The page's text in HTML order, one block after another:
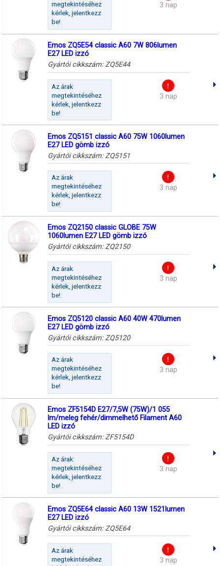
megtekintéséhez
kérlek, jelentkezz
be!
3 nap
Emos ZQ5E54 classic A60 7W 806lumen
E27 LED izzó
Gyártói cikkszám:ZQ5E44
Az árak
megtekintéséhez
kérlek, jelentkezz
be!
3 nap
Emos ZQ5151 classic A60 75W 1060lumen
E27 LED gömb izzó
Gyártói cikkszám:ZQ5151
Az árak
megtekintéséhez
kérlek, jelentkezz
be!
3 nap
Emos ZQ2150 classic GLOBE 75W
1060lumen E27 LED gömb izzó
Gyártói cikkszám:ZQ2150
Az árak
megtekintéséhez
kérlek, jelentkezz
be!
3 nap
Emos ZQ5120 classic A60 40W 470lumen
E27 LED gömb izzó
Gyártói cikkszám:ZQ5120
Az árak
megtekintéséhez
kérlek, jelentkezz
be!
3 nap
Emos ZF5154D E27/7,5W (75W)/1 055
lm/meleg fehér/dimmelhető Filament A60
LED izzó
Gyártói cikkszám:ZF5154D
Az árak
megtekintéséhez
kérlek, jelentkezz
be!
3 nap
Emos ZQ5E64 classic A60 13W 1521lumen
E27 LED izzó
Gyártói cikkszám:ZQ5E64
Az árak
megtekintéséhez
3 nap